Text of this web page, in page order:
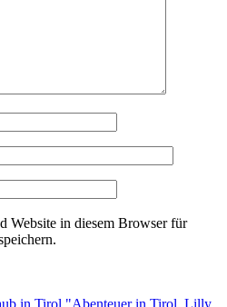
Website in diesem Browser für